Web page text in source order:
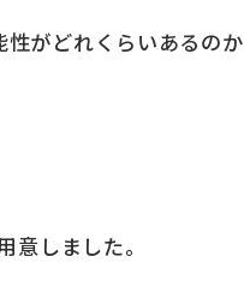
がどれくらいあるのか
意しました。